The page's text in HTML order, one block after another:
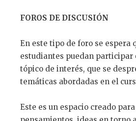
FOROS DE DISCUSIÓN
En este tipo de foro se espera
estudiantes puedan participar
tópico de interés, que se
temáticas abordadas en el
Este es un espacio creado